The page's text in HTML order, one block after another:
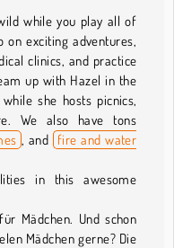
while you play all of
exciting adventures,
clinics, and practice
up with Hazel in the
she hosts picnics,
We also have tons
, and fire and water
in this awesome
Mädchen. Und schon
Mädchen gerne? Die